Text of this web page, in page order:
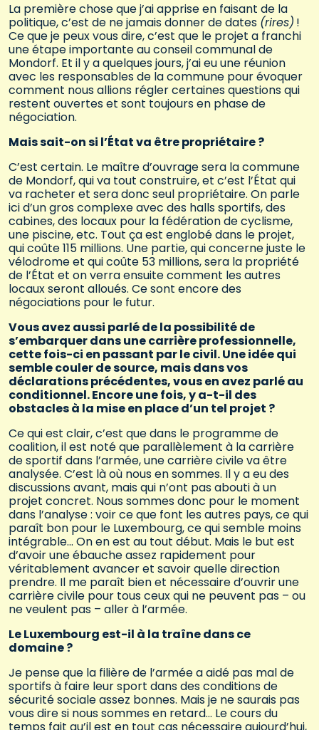
La première chose que j’ai apprise en faisant de la
politique, c’est de ne jamais donner de dates (rires) !
Ce que je peux vous dire, c’est que le projet a franchi
une étape importante au conseil communal de
Mondorf. Et il y a quelques jours, j’ai eu une réunion
avec les responsables de la commune pour évoquer
comment nous allions régler certaines questions qui
restent ouvertes et sont toujours en phase de
négociation.
Mais sait-on si l’État va être propriétaire ?
C’est certain. Le maître d’ouvrage sera la commune
de Mondorf, qui va tout construire, et c’est l’État qui
va racheter et sera donc seul propriétaire. On parle
ici d’un gros complexe avec des halls sportifs, des
cabines, des locaux pour la fédération de cyclisme,
une piscine, etc. Tout ça est englobé dans le projet,
qui coûte 115 millions. Une partie, qui concerne juste le
vélodrome et qui coûte 53 millions, sera la propriété
de l’État et on verra ensuite comment les autres
locaux seront alloués. Ce sont encore des
négociations pour le futur.
Vous avez aussi parlé de la possibilité de
s’embarquer dans une carrière professionnelle,
cette fois-ci en passant par le civil. Une idée qui
semble couler de source, mais dans vos
déclarations précédentes, vous en avez parlé au
conditionnel. Encore une fois, y a-t-il des
obstacles à la mise en place d’un tel projet ?
Ce qui est clair, c’est que dans le programme de
coalition, il est noté que parallèlement à la carrière
de sportif dans l’armée, une carrière civile va être
analysée. C’est là où nous en sommes. Il y a eu des
discussions avant, mais qui n’ont pas abouti à un
projet concret. Nous sommes donc pour le moment
dans l’analyse : voir ce que font les autres pays, ce qui
paraît bon pour le Luxembourg, ce qui semble moins
intégrable… On en est au tout début. Mais le but est
d’avoir une ébauche assez rapidement pour
véritablement avancer et savoir quelle direction
prendre. Il me paraît bien et nécessaire d’ouvrir une
carrière civile pour tous ceux qui ne peuvent pas – ou
ne veulent pas – aller à l’armée.
Le Luxembourg est-il à la traîne dans ce
domaine ?
Je pense que la filière de l’armée a aidé pas mal de
sportifs à faire leur sport dans des conditions de
sécurité sociale assez bonnes. Mais je ne saurais pas
vous dire si nous sommes en retard… Le cours du